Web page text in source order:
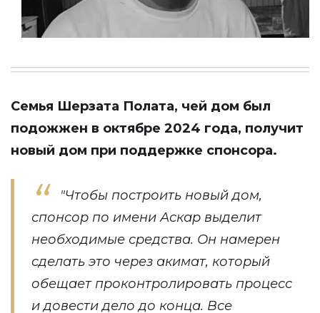
Семья Шерзата Полата, чей дом был
подожжен в октябре 2024 года, получит
новый дом при поддержке спонсора.
"Чтобы построить новый дом,
спонсор по имени Аскар выделит
необходимые средства. Он намерен
сделать это через акимат, который
обещает проконтролировать процесс
и довести дело до конца. Все